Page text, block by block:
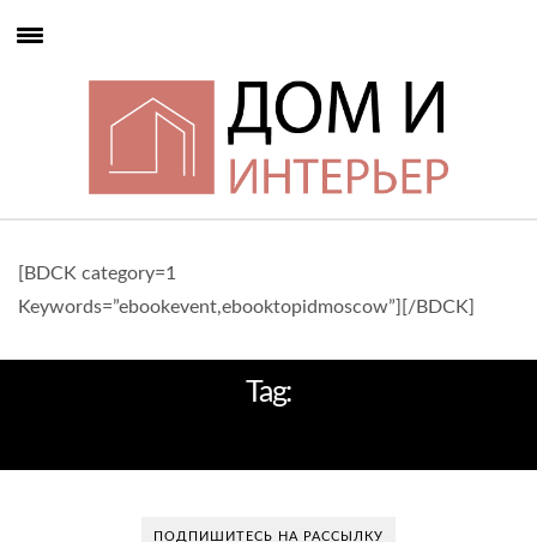
[BDCK category=1
Keywords=”ebookevent,ebooktopidmoscow”][/BDCK]
Tag:
ПОДПИШИТЕСЬ НА РАССЫЛКУ